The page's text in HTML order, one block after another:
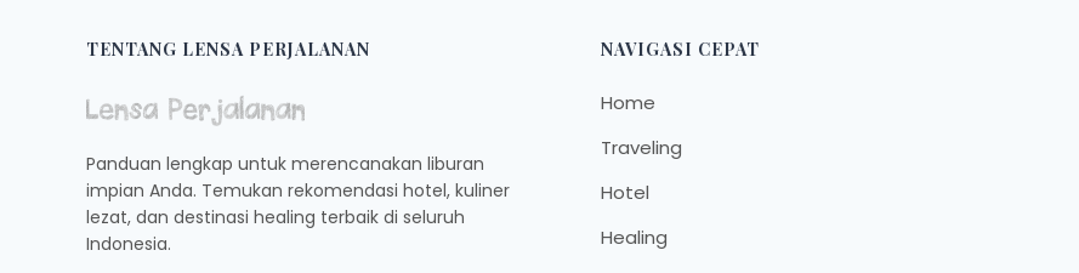
DAN
COCOK
NIH
YANG
SUKA
NONGKRONG
TENTANG LENSA PERJALANAN
Panduan lengkap untuk merencanakan liburan
impian Anda. Temukan rekomendasi hotel, kuliner
lezat, dan destinasi healing terbaik di seluruh
Indonesia.
NAVIGASI CEPAT
Home
Traveling
Hotel
Healing